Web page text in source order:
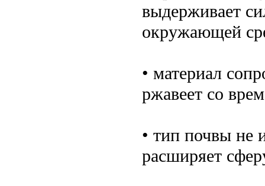
выдерживает
окружающей
• материал
ржавеет со
• тип почвы не
расширяет